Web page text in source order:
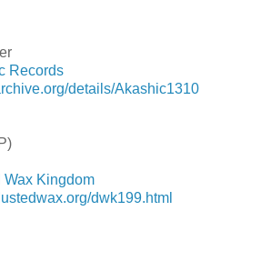
Records
details/Akashic1310
Wax Kingdom
dwk199.html